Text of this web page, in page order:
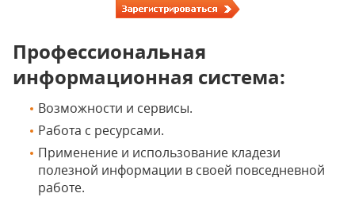
Профессиональная
информационная система:
Возможности и сервисы.
Работа с ресурсами.
Применение и использование кладези
полезной информации в своей повседневной
работе.